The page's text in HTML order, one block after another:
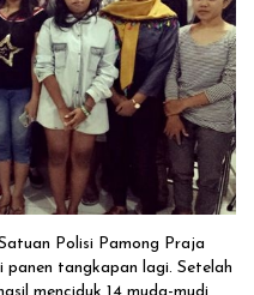
Polisi Pamong Praja
tangkapan lagi. Setelah